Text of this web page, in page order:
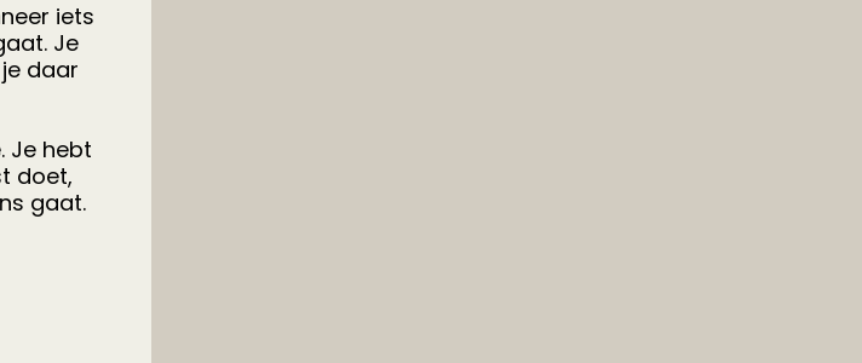
iets
Je
daar
Je hebt
doet,
gaat.